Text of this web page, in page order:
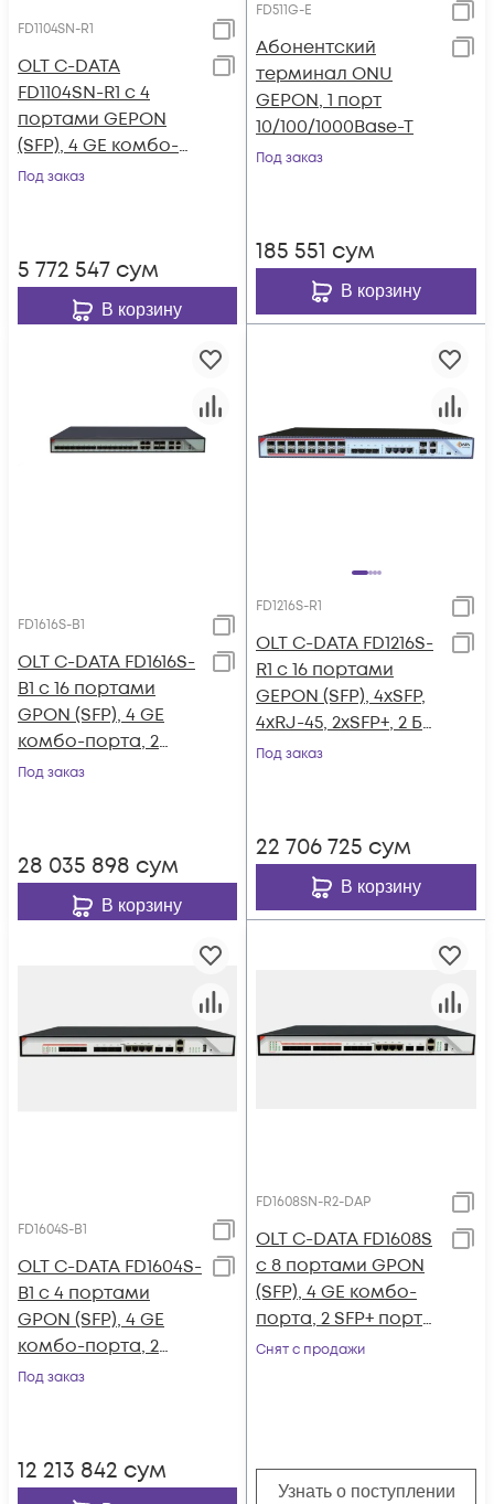
FD1104SN-R1
OLT C-DATA
FD1104SN-R1 с 4
портами GEPON
(SFP), 4 GE комбо-
порта, 2 БП АC
Под заказ
5 772 547 сум
В корзину
FD511G-E
Абонентский
терминал ONU
GEPON, 1 порт
10/100/1000Base-T
Под заказ
185 551 сум
В корзину
FD1616S-B1
OLT C-DATA FD1616S-
B1 с 16 портами
GPON (SFP), 4 GE
комбо-порта, 2
SFP+ порта, 2 БП АC
Под заказ
28 035 898 сум
В корзину
FD1216S-R1
OLT C-DATA FD1216S-
R1 с 16 портами
GEPON (SFP), 4хSFP,
4хRJ-45, 2хSFP+, 2 БП
АC
Под заказ
22 706 725 сум
В корзину
FD1604S-B1
OLT C-DATA FD1604S-
B1 с 4 портами
GPON (SFP), 4 GE
комбо-порта, 2
SFP+ порта, 2 БП АC
Под заказ
12 213 842 сум
FD1608SN-R2-DAP
OLT C-DATA FD1608S
с 8 портами GPON
(SFP), 4 GE комбо-
порта, 2 SFP+ порта,
2 БП АC
Снят с продажи
Узнать о поступлении